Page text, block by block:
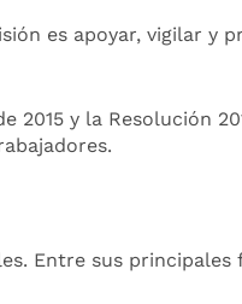
es apoyar, vigilar y
y la Resolución
Entre sus principales